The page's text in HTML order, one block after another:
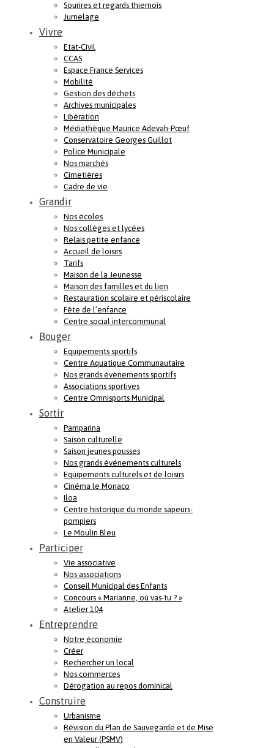
Sourires et regards thiernois
Jumelage
Vivre
Etat-Civil
CCAS
Espace France Services
Mobilité
Gestion des déchets
Archives municipales
Libération
Médiathèque Maurice Adevah-Pœuf
Conservatoire Georges Guillot
Police Municipale
Nos marchés
Cimetières
Cadre de vie
Grandir
Nos écoles
Nos collèges et lycées
Relais petite enfance
Accueil de loisirs
Tarifs
Maison de la Jeunesse
Maison des familles et du lien
Restauration scolaire et périscolaire
Fête de l’enfance
Centre social intercommunal
Bouger
Equipements sportifs
Centre Aquatique Communautaire
Nos grands évènements sportifs
Associations sportives
Centre Omnisports Municipal
Sortir
Pamparina
Saison culturelle
Saison jeunes pousses
Nos grands événements culturels
Equipements culturels et de loisirs
Cinéma le Monaco
Iloa
Centre historique du monde sapeurs-
pompiers
Le Moulin Bleu
Participer
Vie associative
Nos associations
Conseil Municipal des Enfants
Concours « Marianne, où vas-tu ? »
Atelier 104
Entreprendre
Notre économie
Créer
Rechercher un local
Nos commerces
Dérogation au repos dominical
Construire
Urbanisme
Révision du Plan de Sauvegarde et de Mise
en Valeur (PSMV)